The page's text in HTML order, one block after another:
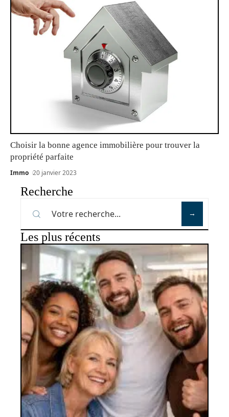
Choisir la bonne agence immobilière pour trouver la
propriété parfaite
Immo 20 janvier 2023
Recherche
Les plus récents